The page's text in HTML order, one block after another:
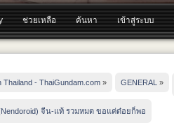
ช่วยเหลือ ค้นหา เข้าสู่ระบบ
Thailand - ThaiGundam.com » GENERAL »
จีน-แท้ รวมหมด ขอแค่ด๋อยก็พอ